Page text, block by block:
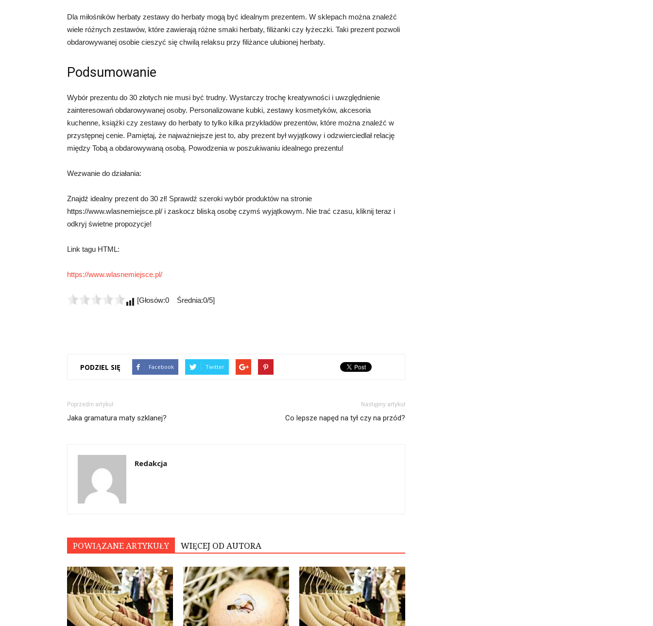
Dla miłośników herbaty zestawy do herbaty mogą być idealnym prezentem. W sklepach można znaleźć
wiele różnych zestawów, które zawierają różne smaki herbaty, filiżanki czy łyżeczki. Taki prezent pozwoli
obdarowywanej osobie cieszyć się chwilą relaksu przy filiżance ulubionej herbaty.
Podsumowanie
Wybór prezentu do 30 złotych nie musi być trudny. Wystarczy trochę kreatywności i uwzględnienie
zainteresowań obdarowywanej osoby. Personalizowane kubki, zestawy kosmetyków, akcesoria
kuchenne, książki czy zestawy do herbaty to tylko kilka przykładów prezentów, które można znaleźć w
przystępnej cenie. Pamiętaj, że najważniejsze jest to, aby prezent był wyjątkowy i odzwierciedlał relację
między Tobą a obdarowywaną osobą. Powodzenia w poszukiwaniu idealnego prezentu!
Wezwanie do działania:
Znajdź idealny prezent do 30 zł! Sprawdź szeroki wybór produktów na stronie
https://www.wlasnemiejsce.pl/ i zaskocz bliską osobę czymś wyjątkowym. Nie trać czasu, kliknij teraz i
odkryj świetne propozycje!
Link tagu HTML:
https://www.wlasnemiejsce.pl/
[Głosów:0 Średnia:0/5]
PODZIEL SIĘ Facebook Twitter
Poprzedni artykuł
Jaka gramatura maty szklanej?
Następny artykuł
Co lepsze napęd na tył czy na przód?
Redakcja
POWIĄZANE ARTYKUŁY WIĘCEJ OD AUTORA